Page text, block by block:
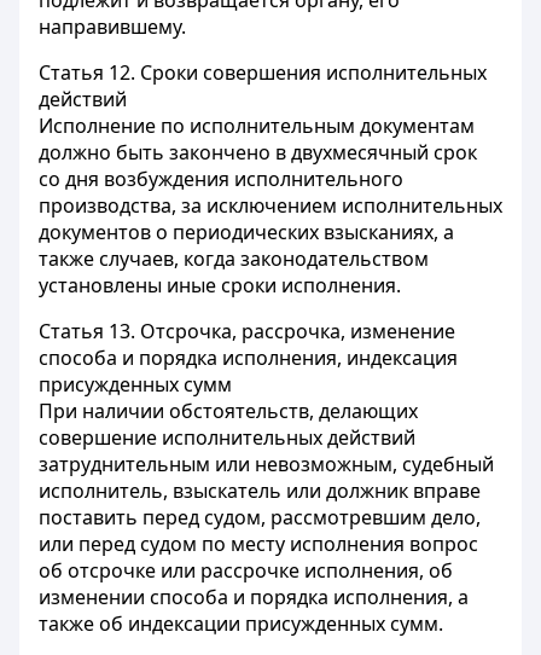
направившему.
Статья 12. Сроки совершения исполнительных
действий
Исполнение по исполнительным документам
должно быть закончено в двухмесячный срок
со дня возбуждения исполнительного
производства, за исключением исполнительных
документов о периодических взысканиях, а
также случаев, когда законодательством
установлены иные сроки исполнения.
Статья 13. Отсрочка, рассрочка, изменение
способа и порядка исполнения, индексация
присужденных сумм
При наличии обстоятельств, делающих
совершение исполнительных действий
затруднительным или невозможным, судебный
исполнитель, взыскатель или должник вправе
поставить перед судом, рассмотревшим дело,
или перед судом по месту исполнения вопрос
об отсрочке или рассрочке исполнения, об
изменении способа и порядка исполнения, а
также об индексации присужденных сумм.